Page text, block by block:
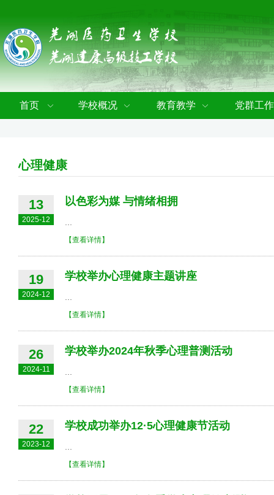
首页 学校概况 教育教学 党群工作
心理健康
13
2025-12
以色彩为媒 与情绪相拥
【查看详情】
19
2024-12
学校举办心理健康主题讲座
【查看详情】
26
2024-11
学校举办2024年秋季心理普测活动
【查看详情】
22
2023-12
学校成功举办12·5心理健康节活动
【查看详情】